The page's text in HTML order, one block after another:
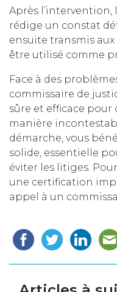
Après l’intervention,
rédige un constat
ensuite transmis
être utilisé comme
Face à des
commissaire de
sûre et efficace
manière
démarche, vous
solide, essentielle
éviter les litiges.
une certification
appel à un